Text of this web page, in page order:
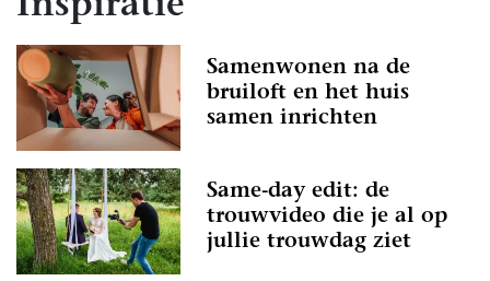
Inspiratie
Samenwonen na de
bruiloft en het huis
samen inrichten
Same-day edit: de
trouwvideo die je al op
jullie trouwdag ziet